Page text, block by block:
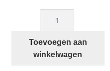
release
zadelhouder
Toevoegen aan
winkelwagen